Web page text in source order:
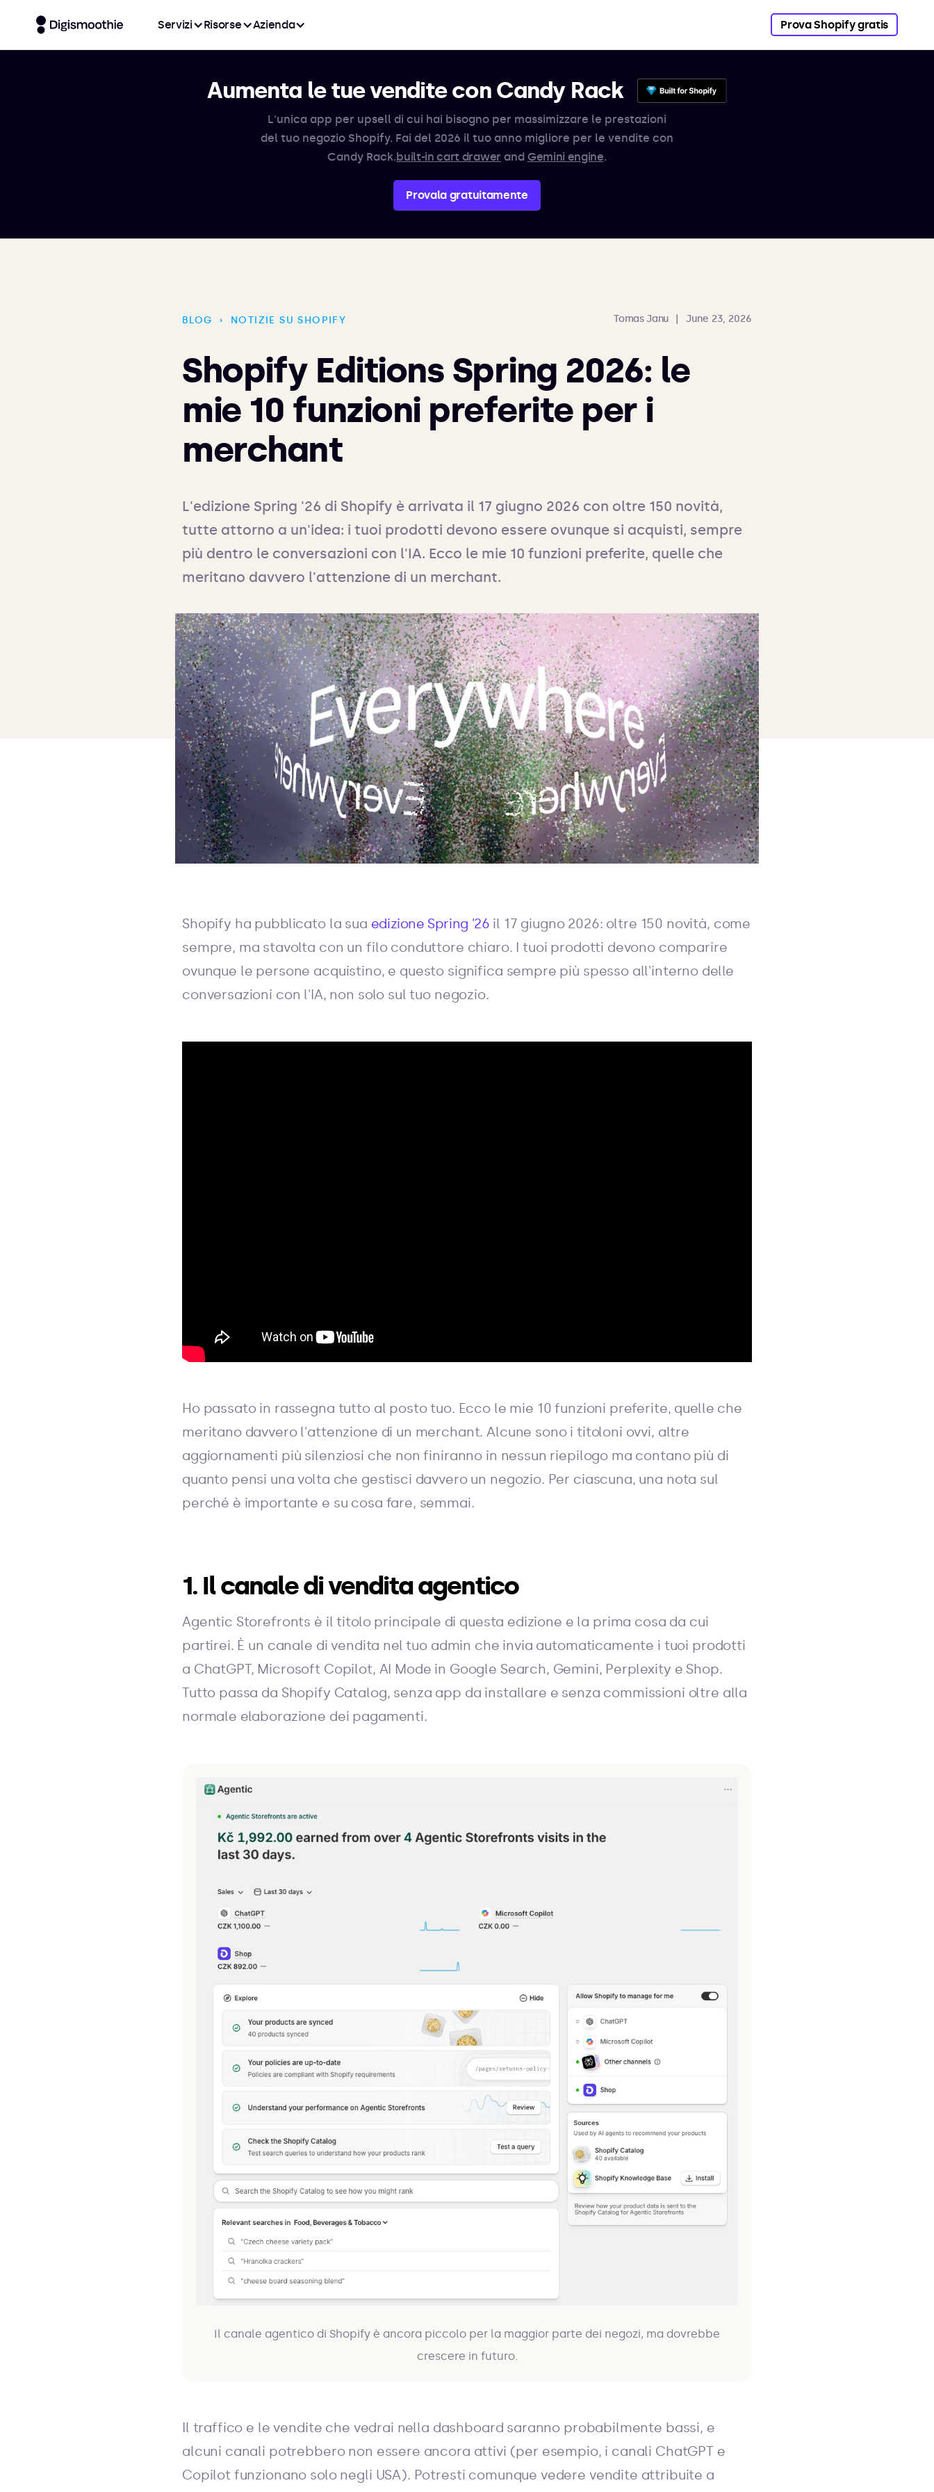
Servizi Risorse Azienda Prova Shopify gratis
Aumenta le tue vendite con Candy Rack
L'unica app per upsell di cui hai bisogno per massimizzare le prestazioni
del tuo negozio Shopify. Fai del 2026 il tuo anno migliore per le vendite con
Candy Rack.built-in cart drawer and Gemini engine.
Provala gratuitamente
BLOG › NOTIZIE SU SHOPIFY Tomas Janu June 23, 2026
Shopify Editions Spring 2026: le
mie 10 funzioni preferite per i
merchant
L'edizione Spring '26 di Shopify è arrivata il 17 giugno 2026 con oltre 150 novità,
tutte attorno a un'idea: i tuoi prodotti devono essere ovunque si acquisti, sempre
più dentro le conversazioni con l'IA. Ecco le mie 10 funzioni preferite, quelle che
meritano davvero l'attenzione di un merchant.
Shopify ha pubblicato la sua edizione Spring '26 il 17 giugno 2026: oltre 150 novità, come
sempre, ma stavolta con un filo conduttore chiaro. I tuoi prodotti devono comparire
ovunque le persone acquistino, e questo significa sempre più spesso all'interno delle
conversazioni con l'IA, non solo sul tuo negozio.
Ho passato in rassegna tutto al posto tuo. Ecco le mie 10 funzioni preferite, quelle che
meritano davvero l'attenzione di un merchant. Alcune sono i titoloni ovvi, altre
aggiornamenti più silenziosi che non finiranno in nessun riepilogo ma contano più di
quanto pensi una volta che gestisci davvero un negozio. Per ciascuna, una nota sul
perché è importante e su cosa fare, semmai.
1. Il canale di vendita agentico
Agentic Storefronts è il titolo principale di questa edizione e la prima cosa da cui
partirei. È un canale di vendita nel tuo admin che invia automaticamente i tuoi prodotti
a ChatGPT, Microsoft Copilot, AI Mode in Google Search, Gemini, Perplexity e Shop.
Tutto passa da Shopify Catalog, senza app da installare e senza commissioni oltre alla
normale elaborazione dei pagamenti.
Il canale agentico di Shopify è ancora piccolo per la maggior parte dei negozi, ma dovrebbe
crescere in futuro.
Il traffico e le vendite che vedrai nella dashboard saranno probabilmente bassi, e
alcuni canali potrebbero non essere ancora attivi (per esempio, i canali ChatGPT e
Copilot funzionano solo negli USA). Potresti comunque vedere vendite attribuite a